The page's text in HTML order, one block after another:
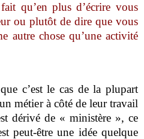
qu’en plus d’écrire vous
ou plutôt de dire que vous
autre chose qu’une activité
c’est le cas de la plupart
métier à côté de leur travail
dérivé de « ministère », ce
peut-être une idée quelque